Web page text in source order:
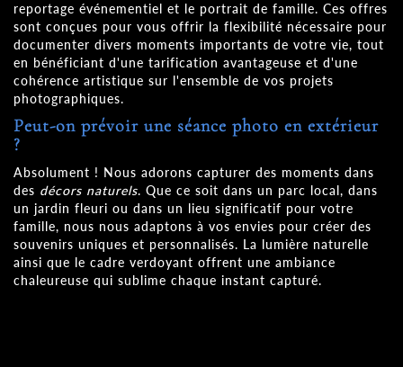
reportage événementiel et le portrait de famille. Ces offres
sont conçues pour vous offrir la flexibilité nécessaire pour
documenter divers moments importants de votre vie, tout
en bénéficiant d'une tarification avantageuse et d'une
cohérence artistique sur l'ensemble de vos projets
photographiques.
Peut-on prévoir une séance photo en extérieur
?
Absolument ! Nous adorons capturer des moments dans
des décors naturels. Que ce soit dans un parc local, dans
un jardin fleuri ou dans un lieu significatif pour votre
famille, nous nous adaptons à vos envies pour créer des
souvenirs uniques et personnalisés. La lumière naturelle
ainsi que le cadre verdoyant offrent une ambiance
chaleureuse qui sublime chaque instant capturé.